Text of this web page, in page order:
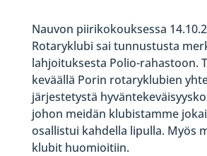
Nauvon piirikokouksessa
Rotaryklubi sai tunnustusta
lahjoituksesta Polio-rahastoon.
keväällä Porin rotaryklubien
järjestetystä
johon meidän klubistamme
osallistui kahdella lipulla. Myös
klubit huomioitiin.